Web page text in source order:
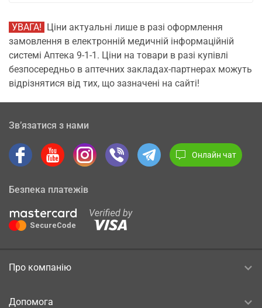
УВАГА! Ціни актуальні лише в разі оформлення
замовлення в електронній медичній інформаційній
системі Аптека 9-1-1. Ціни на товари в разі купівлі
безпосередньо в аптечних закладах-партнерах можуть
відрізнятися від тих, що зазначені на сайті!
Зв’язатися з нами
Онлайн чат
Безпека платежів
Про компанію
Допомога